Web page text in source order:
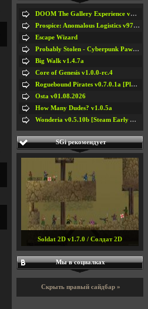
DOOM The Gallery Experience v1.4.2
Prospice: Anomalous Logistics v97 [Playtest]
Escape Wizard
Probably Stolen - Cyberpunk Pawnshop Simulator v048c [Playtest]
Big Walk v1.4.7a
Core of Genesis v1.0.0-rc.4
Roguebound Pirates v0.7.0.1a [Playtest]
Osta v01.08.2026
How Many Dudes? v1.0.5a
Wonderia v0.5.10b [Steam Early Access]
SGi рекомендует
Soldat 2D v1.7.0 / Солдат 2D
Мы в социалках
Скрыть правый сайдбар »